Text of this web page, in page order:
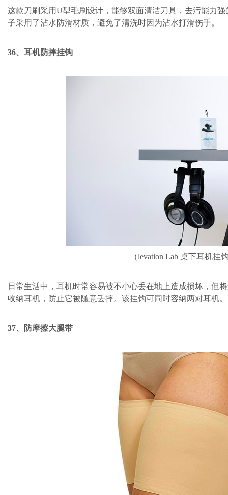
这款刀刷采用U型毛刷设计，能够双面清洁刀具，去污能力
子采用了沾水防滑材质，避免了清洗时因为沾水打滑伤手。
36、耳机防摔挂钩
（levation Lab 桌下耳机挂
日常生活中，耳机时常容易被不小心丢在地上造成损坏，但
收纳耳机，防止它被随意丢摔。该挂钩可同时容纳两对耳机。
37、防摩擦大腿带